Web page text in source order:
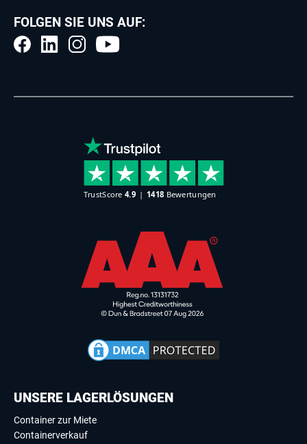
FOLGEN SIE UNS AUF:
UNSERE LAGERLÖSUNGEN
Container zur Miete
Containerverkauf